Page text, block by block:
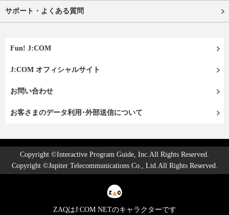
サポート・よくある質問
Fun! J:COM
J:COM オフィシャルサイト
お問い合わせ
お客さまのデータ利用･外部送信について
Copyright ©Interactive Program Guide, Inc.All Rights Reserved.
Copyright ©Jupiter Telecommunications Co., Ltd.All Rights Reserved.
ZAQはJ:COM NETのキャラクターです